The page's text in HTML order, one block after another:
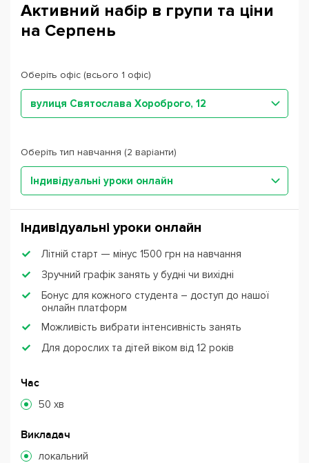
Активний набір в групи та ціни
на Серпень
Оберіть офіс (всього 1 офіс)
вулиця Святослава Хороброго, 12
Оберіть тип навчання (2 варіанти)
Індивідуальні уроки онлайн
Індивідуальні уроки онлайн
Літній старт — мінус 1500 грн на навчання
Зручний графік занять у будні чи вихідні
Бонус для кожного студента – доступ до нашої
онлайн платформ
Можливість вибрати інтенсивність занять
Для дорослих та дітей віком від 12 років
Час
50 хв
Викладач
локальний